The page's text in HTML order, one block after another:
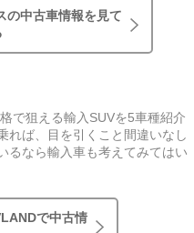
の中古車情報を見て
で狙える輸入SUVを5車種紹介
れば、目を引くこと間違いなし
るなら輸入車も考えてみてはい
で中古情